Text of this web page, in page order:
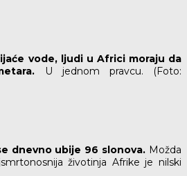
vode, ljudi u Africi moraju da
U jednom pravcu. (Foto:
dnevno ubije 96 slonova. Možda
životinja Afrike je nilski